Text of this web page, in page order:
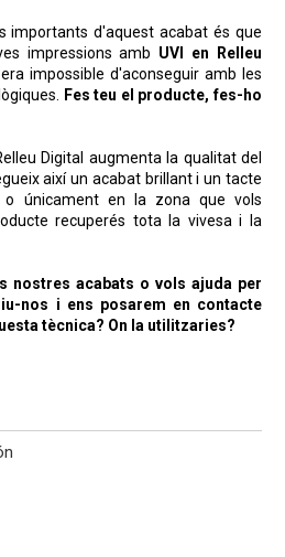
importants d'aquest acabat és que
impressions amb UVI en Relleu
impossible d'aconseguir amb les
Fes teu el producte, fes-ho
Digital augmenta la qualitat del
així un acabat brillant i un tacte
únicament en la zona que vols
recuperés tota la vivesa i la
nostres acabats o vols ajuda per
nos i ens posarem en contacte
tècnica? On la utilitzaries?